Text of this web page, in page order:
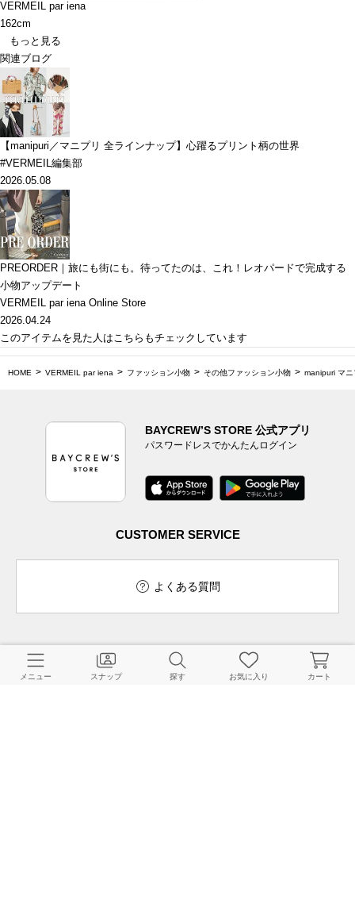
VERMEIL par iena
162cm
もっと見る
関連ブログ
【manipuri／マニプリ 全ラインナップ】心躍るプリント柄の世界
#VERMEIL編集部
2026.05.08
PREORDER｜旅にも街にも。待ってたのは、これ！レオパードで完成する
小物アップデート
VERMEIL par iena Online Store
2026.04.24
このアイテムを見た人はこちらもチェックしています
HOME VERMEIL par iena ファッション小物 その他ファッション小物 manipuri マ
BAYCREW’S STORE 公式アプリ
パスワードレスでかんたんログイン
CUSTOMER SERVICE
よくある質問
ご利用ガイド 店舗検索
メニュー スナップ 探す お気に入り カート